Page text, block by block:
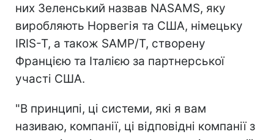
них Зеленський назвав NASAMS, яку
виробляють Норвегія та США, німецьку
IRIS-T, а також SAMP/T, створену
Францією та Італією за партнерської
участі США.
"В принципі, ці системи, які я вам
називаю, компанії, ці відповідні компанії з